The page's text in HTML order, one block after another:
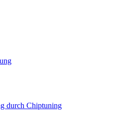
durch Chiptuning